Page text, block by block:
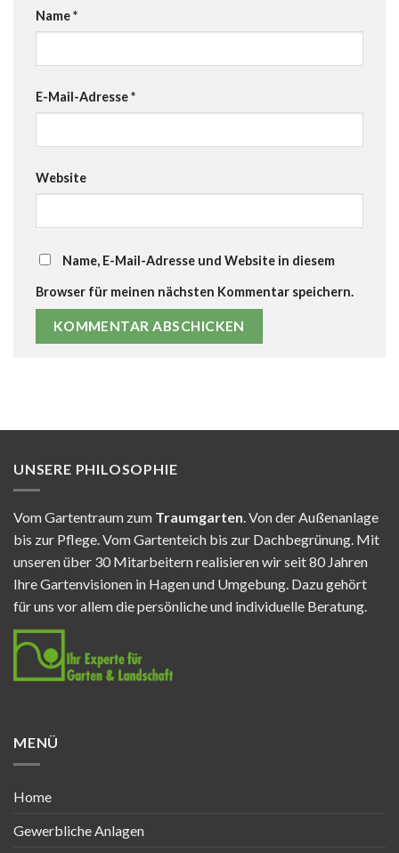
Name*
E-Mail-Adresse*
Website
Name, E-Mail-Adresse und Website in diesem
Browser für meinen nächsten Kommentar speichern.
UNSERE PHILOSOPHIE
Vom Gartentraum zum Traumgarten. Von der Außenanlage
bis zur Pflege. Vom Gartenteich bis zur Dachbegrünung. Mit
unseren über 30 Mitarbeitern realisieren wir seit 80 Jahren
Ihre Gartenvisionen in Hagen und Umgebung. Dazu gehört
für uns vor allem die persönliche und individuelle Beratung.
MENÜ
Home
Gewerbliche Anlagen